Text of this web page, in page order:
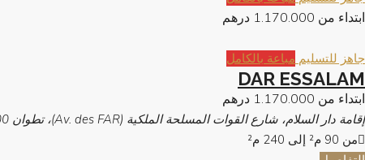
ابتداء من 1.170.000 درهم
جاهز للتسليم مباعة بالكامل
DAR ESSALAM
ابتداء من 1.170.000 درهم
إقامة دار السلام، شارع القوات المسلحة الملكية (Av. des FAR)، تطوان 93000
من 90 م² إلى 240
م²